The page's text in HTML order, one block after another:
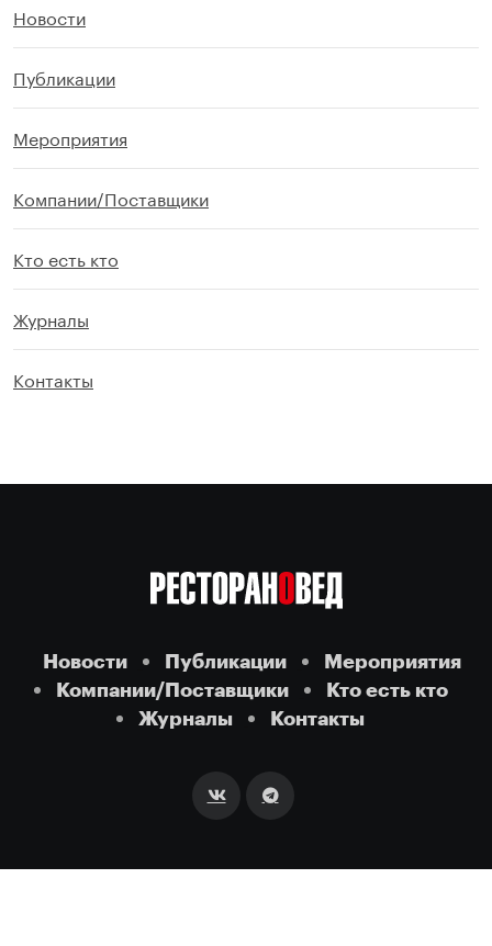
Новости
Публикации
Мероприятия
Компании/Поставщики
Кто есть кто
Журналы
Контакты
Новости Публикации
Мероприятия
Компании/Поставщики
Кто есть кто
Журналы
Контакты